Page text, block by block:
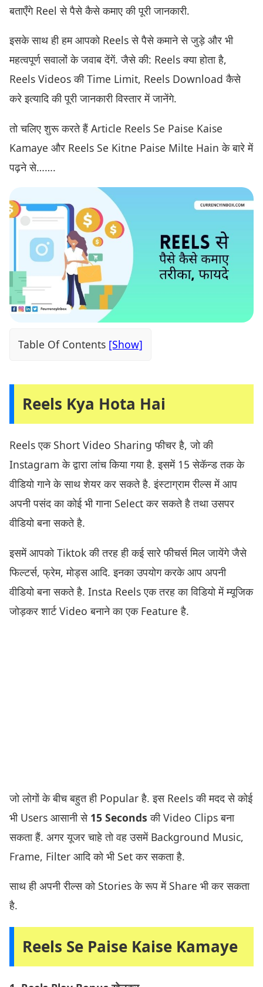
बताएँगे Reel से पैसे कैसे कमाए की पूरी जानकारी.
इसके साथ ही हम आपको Reels से पैसे कमाने से जुड़े और भी
महत्वपूर्ण सवालों के जवाब देंगें. जैसे की: Reels क्या होता है,
Reels Videos की Time Limit, Reels Download कैसे
करे इत्यादि की पूरी जानकारी विस्तार में जानेंगे.
तो चलिए शुरू करते हैं Article Reels Se Paise Kaise
Kamaye और Reels Se Kitne Paise Milte Hain के बारे में
पढ़ने से…….
Table Of Contents
Reels Kya Hota Hai
Reels एक Short Video Sharing फीचर है, जो की
Instagram के द्वारा लांच किया गया है. इसमें 15 सेकॅन्ड तक के
वीडियो गाने के साथ शेयर कर सकते है. इंस्टाग्राम रील्स में आप
अपनी पसंद का कोई भी गाना Select कर सकते है तथा उसपर
वीडियो बना सकते है.
इसमें आपको Tiktok की तरह ही कई सारे फीचर्स मिल जायेंगे जैसे
फिल्टर्स, फ्रेम, मोड्स आदि. इनका उपयोग करके आप अपनी
वीडियो बना सकते है. Insta Reels एक तरह का विडियो में म्यूजिक
जोड़कर शार्ट Video बनाने का एक Feature है.
जो लोगों के बीच बहुत ही Popular है. इस Reels की मदद से कोई
भी Users आसानी से 15 Seconds की Video Clips बना
सकता हैं. अगर यूजर चाहे तो वह उसमें Background Music,
Frame, Filter आदि को भी Set कर सकता है.
साथ ही अपनी रील्स को Stories के रूप में Share भी कर सकता
है.
Reels Se Paise Kaise Kamaye